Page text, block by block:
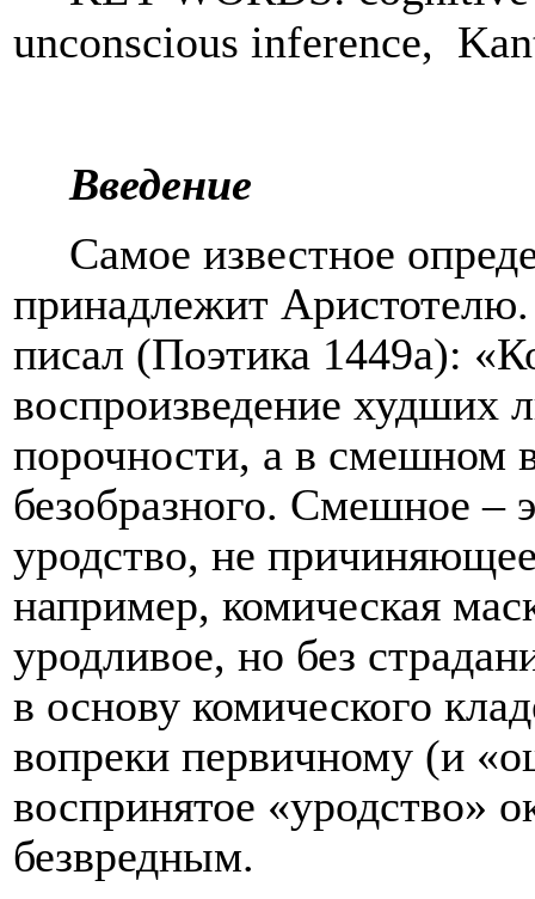
unconscious inference,
Введение
Самое известное
принадлежит
писал (Поэтика 1449а):
воспроизведение худших
порочности, а в смешном
безобразного. Смешное –
уродство, не
например, комическая
уродливое, но без
в основу комического
вопреки первичному (и
воспринятое «уродство»
безвредным.